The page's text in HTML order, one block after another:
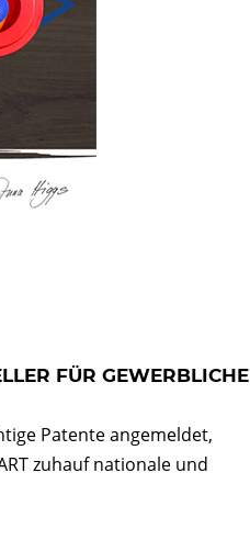
FÜR GEWERBLICHE
Patente angemeldet,
zuhauf nationale und